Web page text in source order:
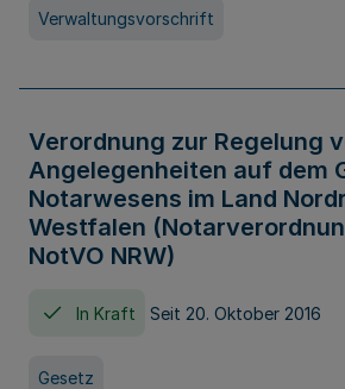
Verwaltungsvorschrift
Verordnung zur Regelung
Angelegenheiten auf dem
Notarwesens im Land
Westfalen
NotVO NRW)
In Kraft Seit 20. Oktober 2016
Gesetz